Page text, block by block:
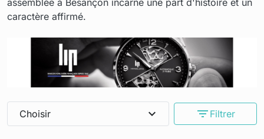
caractère affirmé.
Choisir expand_more filter_list Filtrer